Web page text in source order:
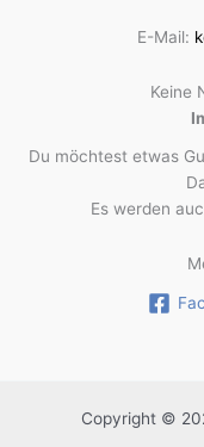
E-Mail:
Keine
Du möchtest etwas
Es werden
Copyright ©